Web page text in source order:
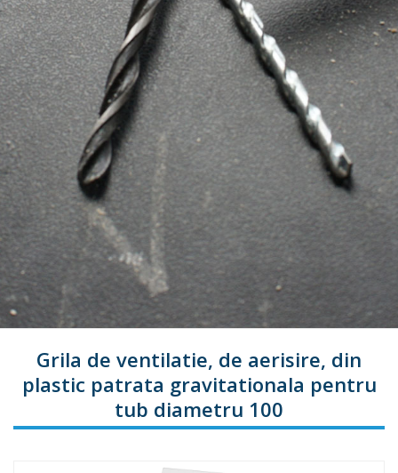
Grila de ventilatie, de aerisire, din
plastic patrata gravitationala pentru
tub diametru 100